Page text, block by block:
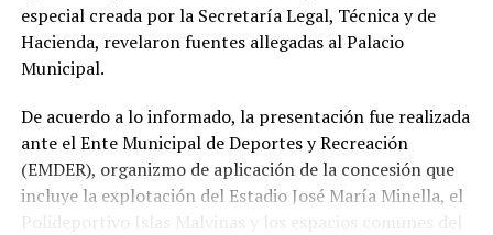
especial creada por la Secretaría Legal, Técnica y de
Hacienda, revelaron fuentes allegadas al Palacio
Municipal.
De acuerdo a lo informado, la presentación fue realizada
ante el Ente Municipal de Deportes y Recreación
(EMDER), organizmo de aplicación de la concesión que
incluye la explotación del Estadio José María Minella, el
Polideportivo Islas Malvinas y los espacios comunes del